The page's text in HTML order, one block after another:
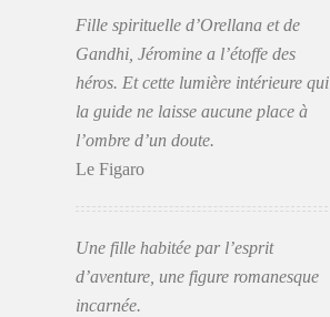
Fille spirituelle d’Orellana et de
Gandhi, Jéromine a l’étoffe des
héros. Et cette lumière intérieure qui
la guide ne laisse aucune place à
l’ombre d’un doute.
Le Figaro
Une fille habitée par l’esprit
d’aventure, une figure romanesque
incarnée.